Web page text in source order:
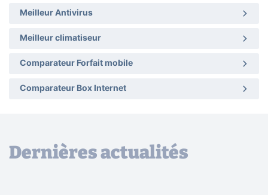
Meilleur Antivirus
Meilleur climatiseur
Comparateur Forfait mobile
Comparateur Box Internet
Dernières actualités